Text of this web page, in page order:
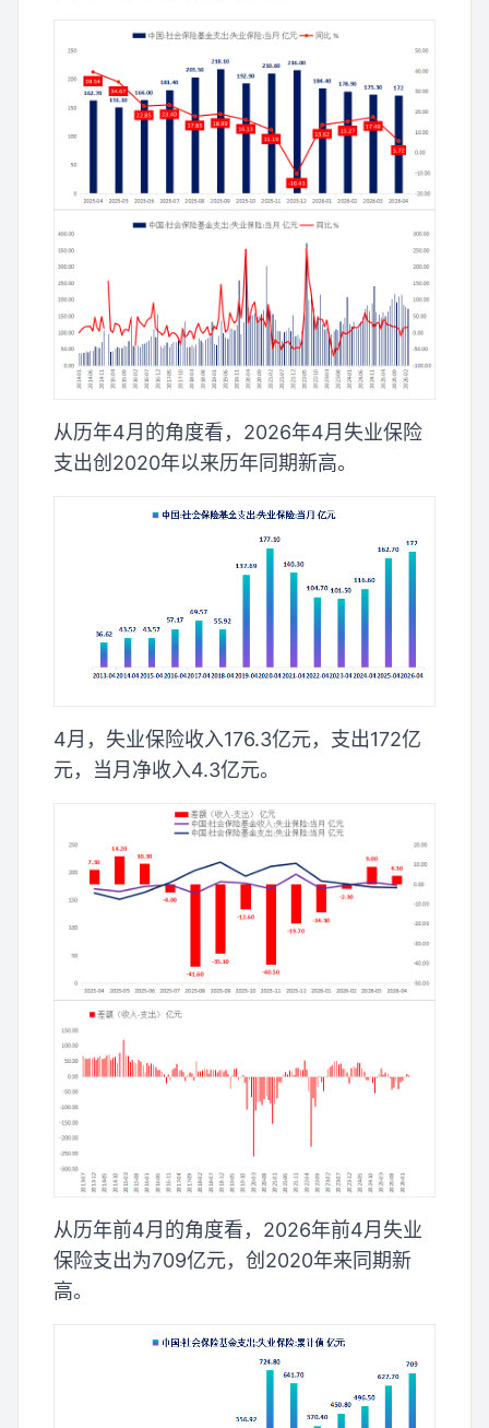
从历年4月的角度看，2026年4月失业保险
支出创2020年以来历年同期新高。
4月，失业保险收入176.3亿元，支出172亿
元，当月净收入4.3亿元。
从历年前4月的角度看，2026年前4月失业
保险支出为709亿元，创2020年来同期新
高。